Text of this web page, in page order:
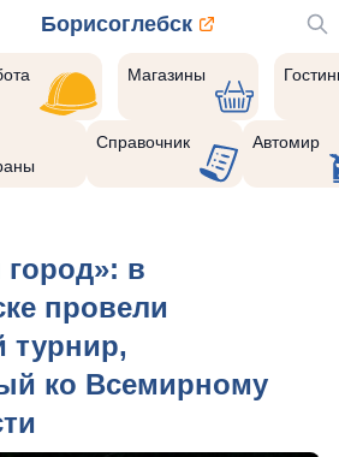
Борисоглебск
Магазины
Справочник Автомир
в
провели
турнир,
ко Всемирному